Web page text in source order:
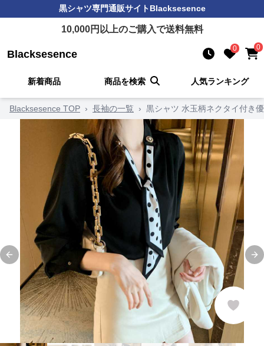
黒シャツ専門通販サイトBlacksesence
10,000円以上のご購入で送料無料
Blacksesence 0 0
新着商品 商品を検索 人気ランキング
Blacksesence TOP › 長袖の一覧 › 黒シャツ 水玉柄ネクタイ付き
Previous slide